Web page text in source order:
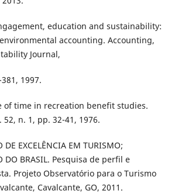
education and sustainability:
accounting. Accounting,
Journal,
1997.
of time in recreation benefit studies.
52, n. 1, pp. 32-41, 1976.
DE EXCELÊNCIA EM TURISMO;
DO BRASIL. Pesquisa de perfil e
Projeto Observatório para o Turismo
Cavalcante, GO, 2011.